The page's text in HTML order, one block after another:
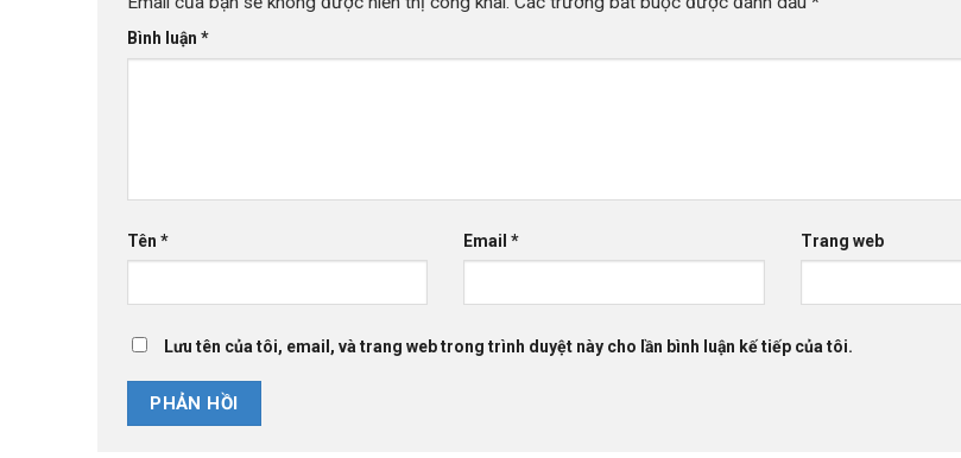
Bình luận *
Tên * Email* Trang web
Lưu tên của tôi, email, và trang web trong trình duyệt này cho lần bình luận kế tiếp của tôi.